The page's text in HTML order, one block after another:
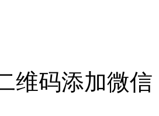
维码添加微信